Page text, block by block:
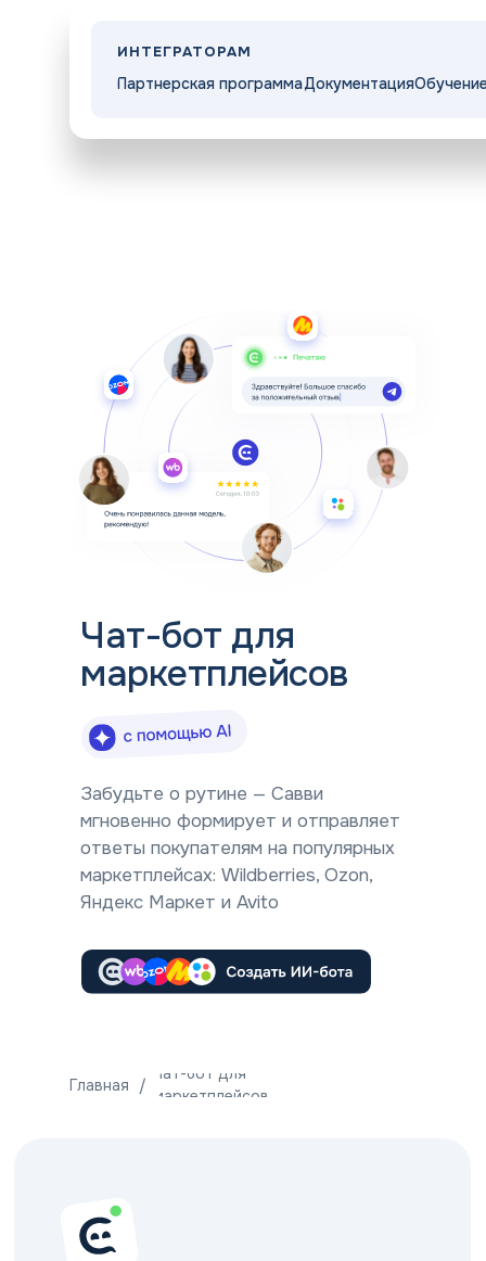
Войти
Партнерская программаДокументация
ИНТЕГРАТОРАМ
Чат-бот для
маркетплейсов
Забудьте о рутине — Савви
мгновенно формирует и отправляет
ответы покупателям на популярных
маркетплейсах: Wildberries, Ozon,
Яндекс Маркет и Avito
/
Чат-бот для
маркетплейсов
Главная